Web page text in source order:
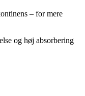
– for mere
og høj absorbering